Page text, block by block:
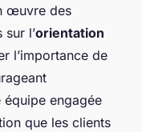
œuvre des
l’orientation
l’importance de
équipe engagée
que les clients